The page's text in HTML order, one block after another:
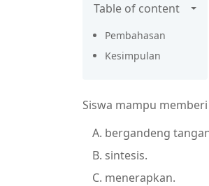
Table of content
Pembahasan
Kesimpulan
Siswa mampu
bergandeng
sintesis.
menerapkan.